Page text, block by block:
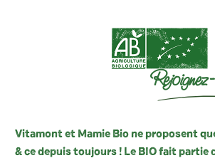
Vitamont et Mamie Bio ne proposent
& ce depuis toujours ! Le BIO fait partie